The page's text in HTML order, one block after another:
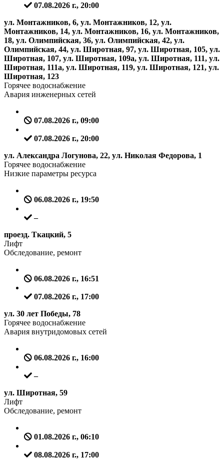
07.08.2026 г., 20:00
ул. Монтажников, 6, ул. Монтажников, 12, ул.
Монтажников, 14, ул. Монтажников, 16, ул. Монтажников,
18, ул. Олимпийская, 36, ул. Олимпийская, 42, ул.
Олимпийская, 44, ул. Широтная, 97, ул. Широтная, 105, ул.
Широтная, 107, ул. Широтная, 109а, ул. Широтная, 111, ул.
Широтная, 111а, ул. Широтная, 119, ул. Широтная, 121, ул.
Широтная, 123
Горячее водоснабжение
Авария инженерных сетей
07.08.2026 г., 09:00
07.08.2026 г., 20:00
ул. Александра Логунова, 22, ул. Николая Федорова, 1
Горячее водоснабжение
Низкие параметры ресурса
06.08.2026 г., 19:50
–
проезд. Ткацкий, 5
Лифт
Обследование, ремонт
06.08.2026 г., 16:51
07.08.2026 г., 17:00
ул. 30 лет Победы, 78
Горячее водоснабжение
Авария внутридомовых сетей
06.08.2026 г., 16:00
–
ул. Широтная, 59
Лифт
Обследование, ремонт
01.08.2026 г., 06:10
08.08.2026 г., 17:00